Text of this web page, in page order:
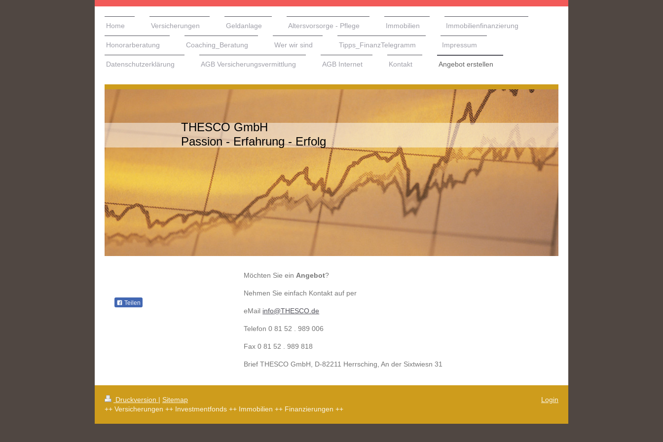
Home Versicherungen Geldanlage Altersvorsorge - Pflege Immobilien Immobilienfinanzierung
Honorarberatung Coaching_Beratung Wer wir sind Tipps_FinanzTelegramm Impressum
Datenschutzerklärung AGB Versicherungsvermittlung AGB Internet Kontakt Angebot erstellen
THESCO GmbH
Passion - Erfahrung - Erfolg
Möchten Sie ein Angebot?
Nehmen Sie einfach Kontakt auf per
eMail info@THESCO.de
Telefon 0 81 52 . 989 006
Fax 0 81 52 . 989 818
Brief THESCO GmbH, D-82211 Herrsching, An der Sixtwiesn 31
Teilen
Druckversion | Sitemap
++ Versicherungen ++ Investmentfonds ++ Immobilien ++ Finanzierungen ++
Login